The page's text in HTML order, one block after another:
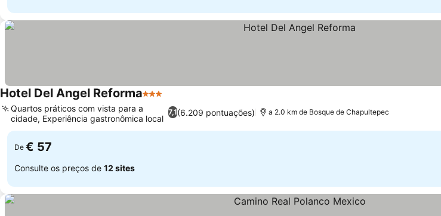
Hotel Del Angel Reforma3 Estrelas
7,1(6.209 pontuações)
Quartos práticos com vista para a
cidade, Experiência gastronômica local
a 2.0 km de Bosque de Chapultepec
De € 57
Consulte os preços de 12 sites